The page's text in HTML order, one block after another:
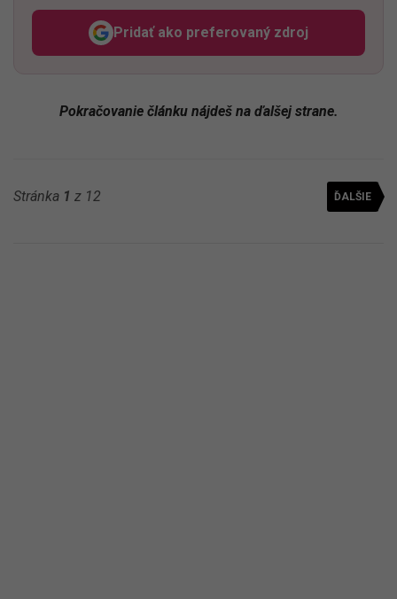
Pridať ako preferovaný zdroj
Odzadu, odkaz sa otvorí v
Pokračovanie článku nájdeš na ďalšej strane.
Stránka 1 z 12 ĎALŠIE